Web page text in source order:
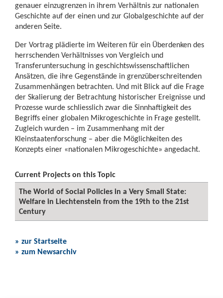
genauer einzugrenzen in ihrem Verhältnis zur nationalen
Geschichte auf der einen und zur Globalgeschichte auf der
anderen Seite.
Der Vortrag plädierte im Weiteren für ein Überdenken des
herrschenden Verhältnisses von Vergleich und
Transferuntersuchung in geschichtswissenschaftlichen
Ansätzen, die ihre Gegenstände in grenzüberschreitenden
Zusammenhängen betrachten. Und mit Blick auf die Frage
der Skalierung der Betrachtung historischer Ereignisse und
Prozesse wurde schliesslich zwar die Sinnhaftigkeit des
Begriffs einer globalen Mikrogeschichte in Frage gestellt.
Zugleich wurden – im Zusammenhang mit der
Kleinstaatenforschung – aber die Möglichkeiten des
Konzepts einer «nationalen Mikrogeschichte» angedacht.
Current Projects on this Topic
The World of Social Policies in a Very Small State:
Welfare in Liechtenstein from the 19th to the 21st
Century
» zur Startseite
» zum Newsarchiv